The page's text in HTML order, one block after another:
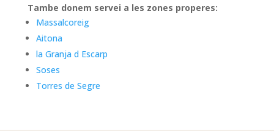
Tambe donem servei a les zones properes:
Massalcoreig
Aitona
la Granja d Escarp
Soses
Torres de Segre